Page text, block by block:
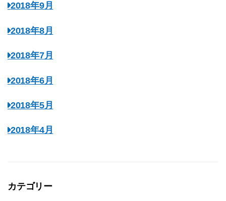
2018年9月
2018年8月
2018年7月
2018年6月
2018年5月
2018年4月
カテゴリー